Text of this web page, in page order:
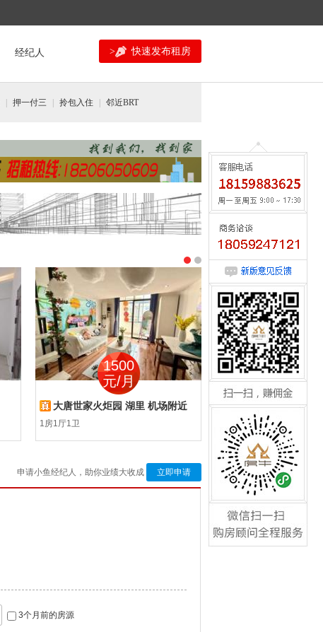
经纪人 > 快速发布租房
押一付三 拎包入住 邻近BRT
1500
元/月
大唐世家火炬园 湖里 机场附近
1房1厅1卫
860
元/月
枋湖花园 湖里 枋湖
1房1厅1卫
申请小鱼经纪人，助你业绩大收成 立即申请
3个月前的房源
意见反馈
咨询请来电:0592-5534177
扫一扫，赚佣金
咨询请来电:0592-5534177
微信扫一扫，购房顾问全
程服务